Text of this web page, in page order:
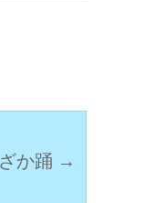
か踊 →